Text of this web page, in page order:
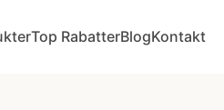
Top RabatterBlogKontakt